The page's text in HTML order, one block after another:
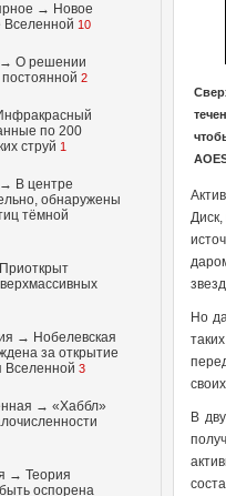
Но
В
→ Новое
10
→ О решении
постоянной 2
по 200
струй 1
→ В центре
обнаружены
тёмной
Приоткрыт
→ Нобелевская
за открытие
Вселенной 3
→ «Хаббл»
→ Теория
оспорена